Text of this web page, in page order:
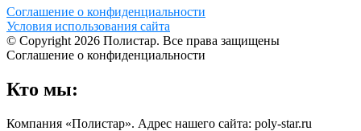
Соглашение о конфиденциальности
Условия использования сайта
© Copyright 2026 Полистар. Все права защищены
Соглашение о конфиденциальности
Кто мы:
Компания «Полистар». Адрес нашего сайта: poly-star.ru